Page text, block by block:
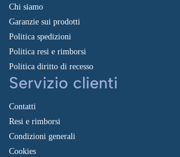
Chi siamo
Garanzie sui prodotti
Politica spedizioni
Politica resi e rimborsi
Politica diritto di recesso
Servizio clienti
Contatti
Resi e rimborsi
Condizioni generali
Cookies